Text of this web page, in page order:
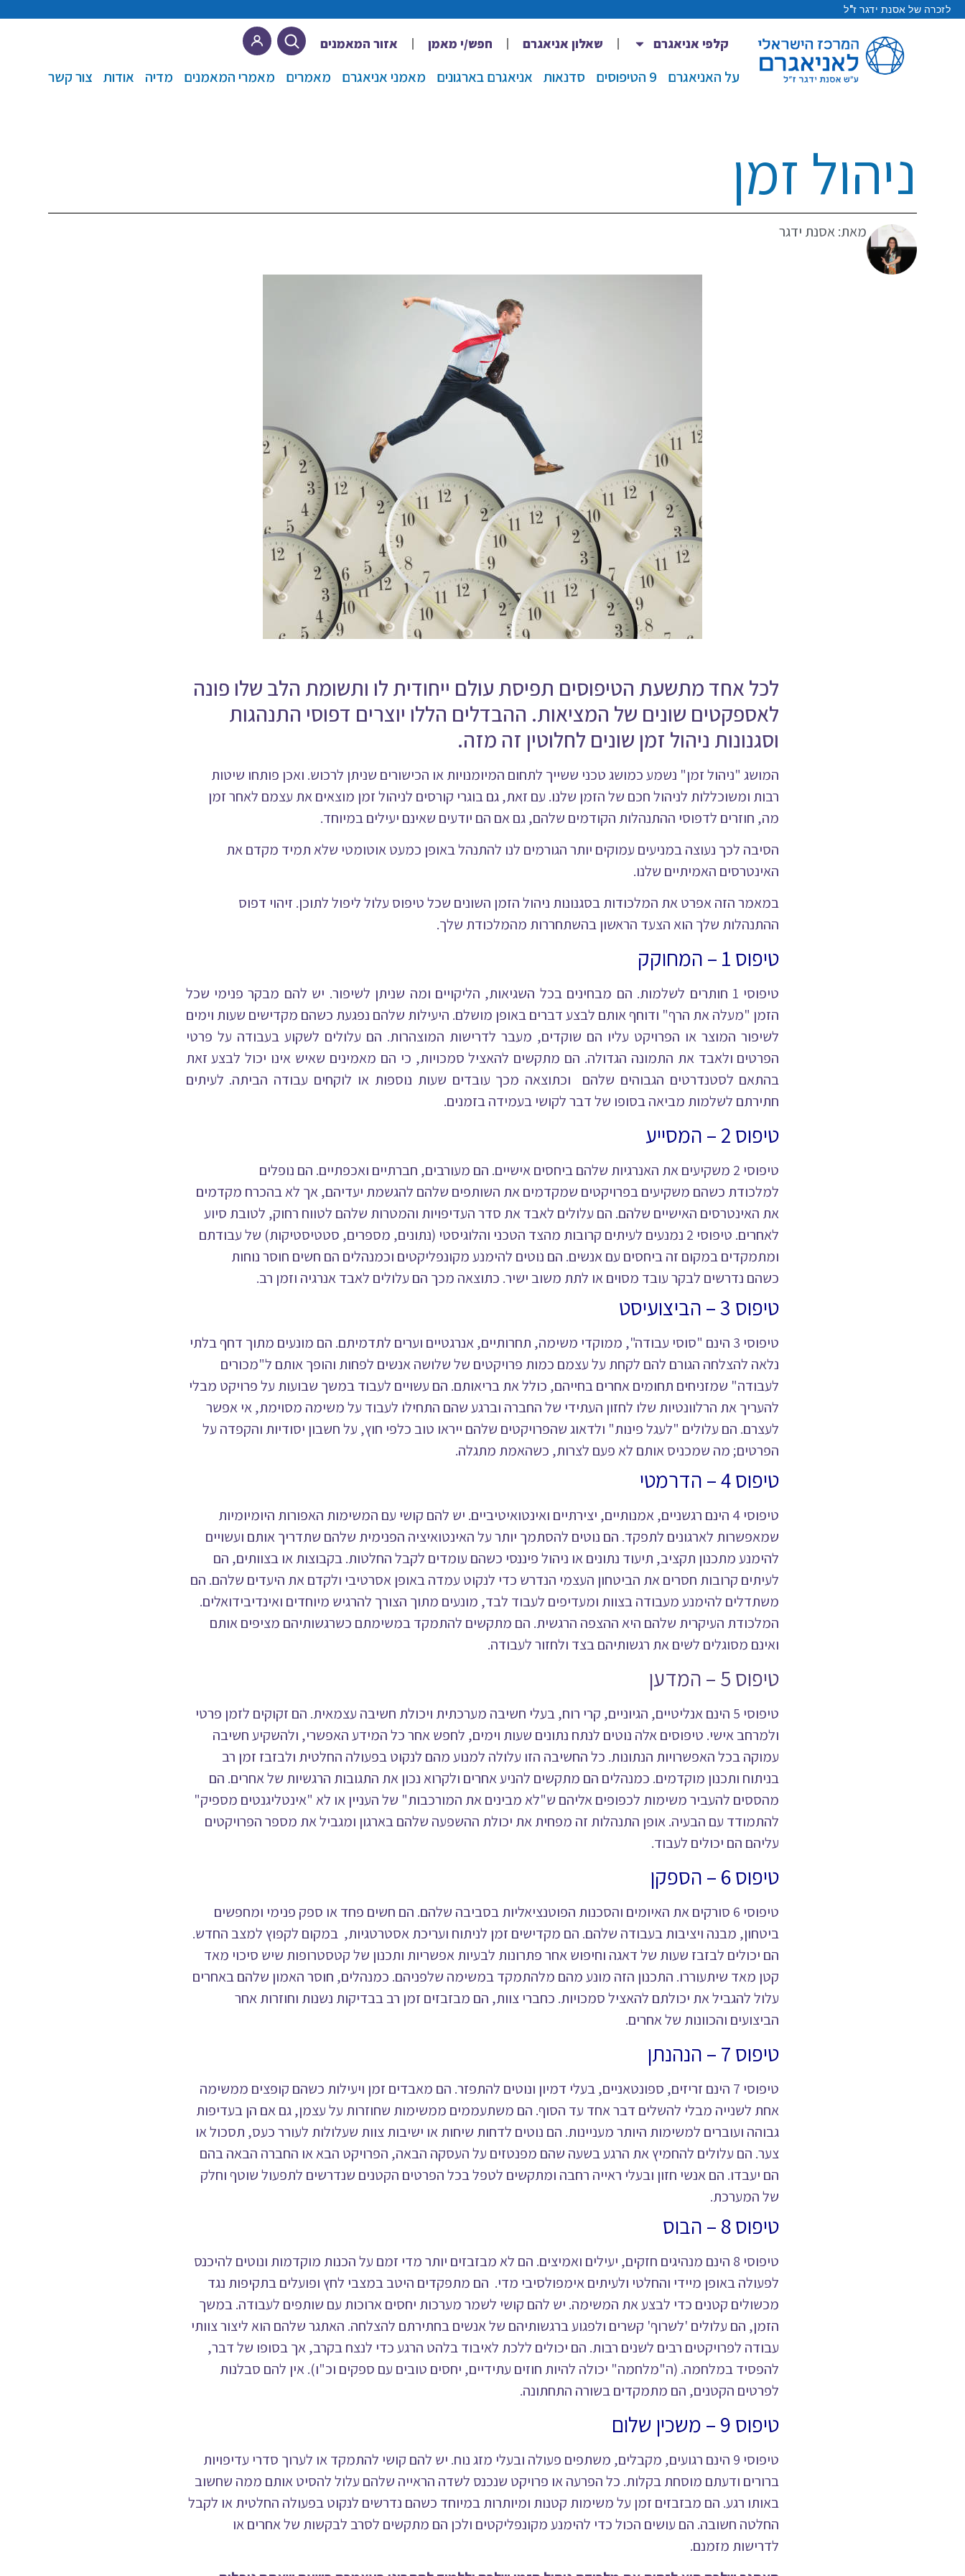
לזכרה של אסנת ידגר ז"ל
קלפי אניאגרם שאלון אניאגרם חפש/י מאמן אזור המאמנים
על האניאגרם 9 הטיפוסים סדנאות אניאגרם בארגונים מאמני אניאגרם מאמרים מאמרי המאמנים מדיה אודות צור קשר
ניהול זמן
מאת: אסנת ידגר
לכל אחד מתשעת הטיפוסים תפיסת עולם ייחודית לו ותשומת הלב שלו פונה
לאספקטים שונים של המציאות. ההבדלים הללו יוצרים דפוסי התנהגות
וסגנונות ניהול זמן שונים לחלוטין זה מזה.
המושג "ניהול זמן" נשמע כמושג טכני ששייך לתחום המיומנויות או הכישורים שניתן לרכוש. ואכן פותחו שיטות
רבות ומשוכללות לניהול חכם של הזמן שלנו. עם זאת, גם בוגרי קורסים לניהול זמן מוצאים את עצמם לאחר זמן
מה, חוזרים לדפוסי ההתנהלות הקודמים שלהם, גם אם הם יודעים שאינם יעילים במיוחד.
הסיבה לכך נעוצה במניעים עמוקים יותר הגורמים לנו להתנהל באופן כמעט אוטומטי שלא תמיד מקדם את
האינטרסים האמיתיים שלנו.
במאמר הזה אפרט את המלכודות בסגנונות ניהול הזמן השונים שכל טיפוס עלול ליפול לתוכן. זיהוי דפוס
ההתנהלות שלך הוא הצעד הראשון בהשתחררות מהמלכודת שלך.
טיפוס 1 – המחוקק
טיפוסי 1 חותרים לשלמות. הם מבחינים בכל השגיאות, הליקויים ומה שניתן לשיפור. יש להם מבקר פנימי שכל
הזמן "מעלה את הרף" ודוחף אותם לבצע דברים באופן מושלם. היעילות שלהם נפגעת כשהם מקדישים שעות וימים
לשיפור המוצר או הפרויקט עליו הם שוקדים, מעבר לדרישות המוצהרות. הם עלולים לשקוע בעבודה על פרטי
הפרטים ולאבד את התמונה הגדולה. הם מתקשים להאציל סמכויות, כי הם מאמינים שאיש אינו יכול לבצע זאת
בהתאם לסטנדרטים הגבוהים שלהם וכתוצאה מכך עובדים שעות נוספות או לוקחים עבודה הביתה. לעיתים
חתירתם לשלמות מביאה בסופו של דבר לקושי בעמידה בזמנים.
טיפוס 2 – המסייע
טיפוסי 2 משקיעים את האנרגיות שלהם ביחסים אישיים. הם מעורבים, חברתיים ואכפתיים. הם נופלים
למלכודת כשהם משקיעים בפרויקטים שמקדמים את השותפים שלהם להגשמת יעדיהם, אך לא בהכרח מקדמים
את האינטרסים האישיים שלהם. הם עלולים לאבד את סדר העדיפויות והמטרות שלהם לטווח רחוק, לטובת סיוע
לאחרים.
טיפוסי 2 נמנעים לעיתים קרובות מהצד הטכני והלוגיסטי (נתונים, מספרים, סטטיסטיקות) של עבודתם
ומתמקדים במקום זה ביחסים עם אנשים. הם נוטים להימנע מקונפליקטים וכמנהלים הם חשים חוסר נוחות
כשהם נדרשים לבקר עובד מסוים או לתת משוב ישיר. כתוצאה מכך הם עלולים לאבד אנרגיה וזמן רב.
טיפוס 3 – הביצועיסט
טיפוסי 3 הינם "סוסי עבודה", ממוקדי משימה, תחרותיים, אנרגטיים וערים לתדמיתם. הם מונעים מתוך דחף בלתי
נלאה להצלחה הגורם להם לקחת על עצמם כמות פרויקטים של שלושה אנשים לפחות והופך אותם ל"מכורים
לעבודה" שמזניחים תחומים אחרים בחייהם, כולל את בריאותם. הם עשויים לעבוד במשך שבועות על פרויקט מבלי
להעריך את הרלוונטיות שלו לחזון העתידי של החברה וברגע שהם התחילו לעבוד על משימה מסוימת, אי אפשר
לעצרם. הם עלולים "לעגל פינות" ולדאוג שהפרויקטים שלהם ייראו טוב כלפי חוץ, על חשבון יסודיות והקפדה על
הפרטים; מה שמכניס אותם לא פעם לצרות, כשהאמת מתגלה.
טיפוס 4 – הדרמטי
טיפוסי 4 הינם רגשניים, אמנותיים, יצירתיים ואינטואיטיביים. יש להם קושי עם המשימות האפורות היומיומיות
שמאפשרות לארגונים לתפקד. הם נוטים להסתמך יותר על האינטואיציה הפנימית שלהם שתדריך אותם ועשויים
להימנע מתכנון תקציב, תיעוד נתונים או ניהול פיננסי כשהם עומדים לקבל החלטות. בקבוצות או בצוותים, הם
לעיתים קרובות חסרים את הביטחון העצמי הנדרש כדי לנקוט עמדה באופן אסרטיבי ולקדם את היעדים שלהם. הם
משתדלים להימנע מעבודה בצוות ומעדיפים לעבוד לבד, מונעים מתוך הצורך להרגיש מיוחדים ואינדיבידואלים.
המלכודת העיקרית שלהם היא ההצפה הרגשית. הם מתקשים להתמקד במשימתם כשרגשותיהם מציפים אותם
ואינם מסוגלים לשים את רגשותיהם בצד ולחזור לעבודה.
טיפוס 5 – המדען
טיפוסי 5 הינם אנליטיים, הגיוניים, קרי רוח, בעלי חשיבה מערכתית ויכולת חשיבה עצמאית. הם זקוקים לזמן פרטי
ולמרחב אישי. טיפוסים אלה נוטים לנתח נתונים שעות וימים, לחפש אחר כל המידע האפשרי, ולהשקיע חשיבה
עמוקה בכל האפשרויות הנתונות. כל החשיבה הזו עלולה למנוע מהם לנקוט בפעולה החלטית ולבזבז זמן רב
בניתוח ותכנון מוקדמים. כמנהלים הם מתקשים להניע אחרים ולקרוא נכון את התגובות הרגשיות של אחרים. הם
מהססים להעביר משימות לכפופים אליהם ש"לא מבינים את המורכבות" של העניין או לא "אינטליגנטים מספיק"
להתמודד עם הבעיה. אופן התנהלות זה מפחית את יכולת ההשפעה שלהם בארגון ומגביל את מספר הפרויקטים
עליהם הם יכולים לעבוד.
טיפוס 6 – הספקן
טיפוסי 6 סורקים את האיומים והסכנות הפוטנציאליות בסביבה שלהם. הם חשים פחד או ספק פנימי ומחפשים
ביטחון, מבנה ויציבות בעבודה שלהם. הם מקדישים זמן לניתוח ועריכת אסטרטגיות, במקום לקפוץ למצב החדש.
הם יכולים לבזבז שעות של דאגה וחיפוש אחר פתרונות לבעיות אפשריות ותכנון של קטסטרופות שיש סיכוי מאד
קטן מאד שיתעוררו. התכנון הזה מונע מהם מלהתמקד במשימה שלפניהם. כמנהלים, חוסר האמון שלהם באחרים
עלול להגביל את יכולתם להאציל סמכויות. כחברי צוות, הם מבזבזים זמן רב בבדיקות נשנות וחוזרות אחר
הביצועים והכוונות של אחרים.
טיפוס 7 – הנהנתן
טיפוסי 7 הינם זריזים, ספונטאניים, בעלי דמיון ונוטים להתפזר. הם מאבדים זמן ויעילות כשהם קופצים ממשימה
אחת לשנייה מבלי להשלים דבר אחד עד הסוף. הם משתעממים ממשימות שחוזרות על עצמן, גם אם הן בעדיפות
גבוהה ועוברים למשימות היותר מעניינות. הם נוטים לדחות שיחות או ישיבות צוות שעלולות לעורר כעס, תסכול או
צער. הם עלולים להחמיץ את הרגע בשעה שהם מפנטזים על העסקה הבאה, הפרויקט הבא או החברה הבאה בהם
הם יעבדו. הם אנשי חזון ובעלי ראייה רחבה ומתקשים לטפל בכל הפרטים הקטנים שנדרשים לתפעול שוטף וחלק
של המערכת.
טיפוס 8 – הבוס
טיפוסי 8 הינם מנהיגים חזקים, יעילים ואמיצים. הם לא מבזבזים יותר מדי זמם על הכנות מוקדמות ונוטים להיכנס
לפעולה באופן מיידי והחלטי ולעיתים אימפולסיבי מדי. הם מתפקדים היטב במצבי לחץ ופועלים בתקיפות נגד
מכשולים קטנים כדי לבצע את המשימה. יש להם קושי לשמר מערכות יחסים ארוכות עם שותפים לעבודה. במשך
הזמן, הם עלולים 'לשרוף' קשרים ולפגוע ברגשותיהם של אנשים בחתירתם להצלחה. האתגר שלהם הוא ליצור צוותי
עבודה לפרויקטים רבים לשנים רבות. הם יכולים ללכת לאיבוד בלהט הרגע כדי לנצח בקרב, אך בסופו של דבר,
להפסיד במלחמה. (ה"מלחמה" יכולה להיות חוזים עתידיים, יחסים טובים עם ספקים וכ"ו). אין להם סבלנות
לפרטים הקטנים, הם מתמקדים בשורה התחתונה.
טיפוס 9 – משכין שלום
טיפוסי 9 הינם רגועים, מקבלים, משתפים פעולה ובעלי מזג נוח. יש להם קושי להתמקד או לערוך סדרי עדיפויות
ברורים ודעתם מוסחת בקלות. כל הפרעה או פרויקט שנכנס לשדה הראייה שלהם עלול להסיט אותם ממה שחשוב
באותו רגע. הם מבזבזים זמן על משימות קטנות ומיותרות במיוחד כשהם נדרשים לנקוט בפעולה החלטית או לקבל
החלטה חשובה. הם עושים הכול כדי להימנע מקונפליקטים ולכן הם מתקשים לסרב לבקשות של אחרים או
לדרישות מזמנם.